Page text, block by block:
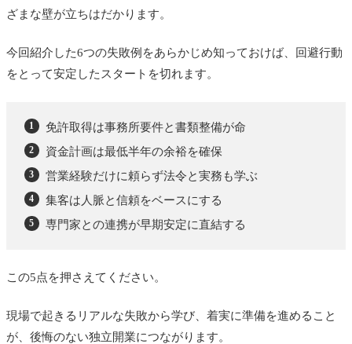
ざまな壁が立ちはだかります。
今回紹介した6つの失敗例をあらかじめ知っておけば、回避行動
をとって安定したスタートを切れます。
免許取得は事務所要件と書類整備が命
資金計画は最低半年の余裕を確保
営業経験だけに頼らず法令と実務も学ぶ
集客は人脈と信頼をベースにする
専門家との連携が早期安定に直結する
この5点を押さえてください。
現場で起きるリアルな失敗から学び、着実に準備を進めること
が、後悔のない独立開業につながります。